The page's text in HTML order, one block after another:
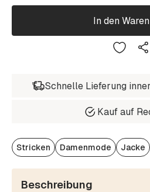
In den
Schnelle Lieferung
Kauf auf
Stricken Damenmode Jacke
Beschreibung